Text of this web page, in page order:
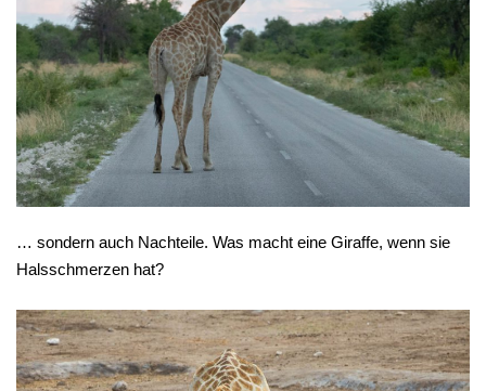
… sondern auch Nachteile. Was macht eine Giraffe, wenn sie
Halsschmerzen hat?